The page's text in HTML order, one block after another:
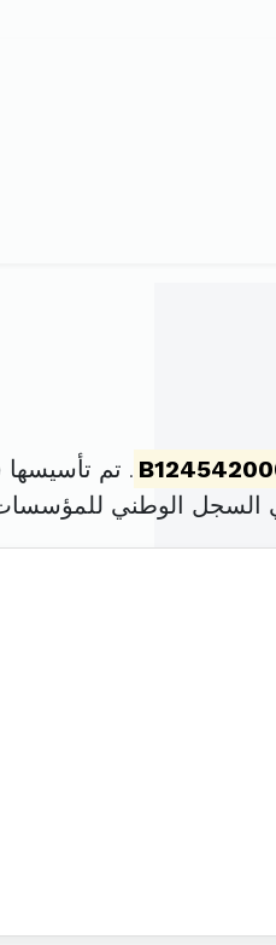
. تم تأسيسها في 23 مارس 2000 برأس
السجل الوطني